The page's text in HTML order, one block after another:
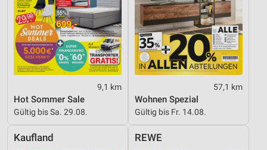
9,1 km
Hot Sommer Sale
Gültig bis Sa. 29.08.
57,1 km
Wohnen Spezial
Gültig bis Fr. 14.08.
Kaufland REWE